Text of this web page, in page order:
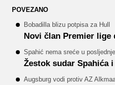
POVEZANO
Bobadilla blizu potpisa za Hull
Novi član Premier lige
Spahić nema sreće u
Žestok sudar Spahića
Augsburg vodi protiv AZ